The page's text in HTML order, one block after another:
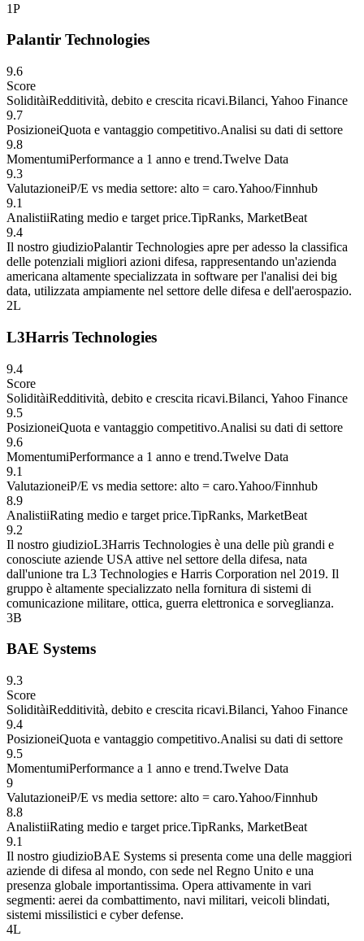
1P
Palantir Technologies
9.6
Score
SoliditàiRedditività, debito e crescita ricavi.Bilanci, Yahoo Finance
9.7
PosizioneiQuota e vantaggio competitivo.Analisi su dati di settore
9.8
MomentumiPerformance a 1 anno e trend.Twelve Data
9.3
ValutazioneiP/E vs media settore: alto = caro.Yahoo/Finnhub
9.1
AnalistiiRating medio e target price.TipRanks, MarketBeat
9.4
Il nostro giudizioPalantir Technologies apre per adesso la classifica
delle potenziali migliori azioni difesa, rappresentando un'azienda
americana altamente specializzata in software per l'analisi dei big
data, utilizzata ampiamente nel settore delle difesa e dell'aerospazio.
2L
L3Harris Technologies
9.4
Score
SoliditàiRedditività, debito e crescita ricavi.Bilanci, Yahoo Finance
9.5
PosizioneiQuota e vantaggio competitivo.Analisi su dati di settore
9.6
MomentumiPerformance a 1 anno e trend.Twelve Data
9.1
ValutazioneiP/E vs media settore: alto = caro.Yahoo/Finnhub
8.9
AnalistiiRating medio e target price.TipRanks, MarketBeat
9.2
Il nostro giudizioL3Harris Technologies è una delle più grandi e
conosciute aziende USA attive nel settore della difesa, nata
dall'unione tra L3 Technologies e Harris Corporation nel 2019. Il
gruppo è altamente specializzato nella fornitura di sistemi di
comunicazione militare, ottica, guerra elettronica e sorveglianza.
3B
BAE Systems
9.3
Score
SoliditàiRedditività, debito e crescita ricavi.Bilanci, Yahoo Finance
9.4
PosizioneiQuota e vantaggio competitivo.Analisi su dati di settore
9.5
MomentumiPerformance a 1 anno e trend.Twelve Data
9
ValutazioneiP/E vs media settore: alto = caro.Yahoo/Finnhub
8.8
AnalistiiRating medio e target price.TipRanks, MarketBeat
9.1
Il nostro giudizioBAE Systems si presenta come una delle maggiori
aziende di difesa al mondo, con sede nel Regno Unito e una
presenza globale importantissima. Opera attivamente in vari
segmenti: aerei da combattimento, navi militari, veicoli blindati,
sistemi missilistici e cyber defense.
4L